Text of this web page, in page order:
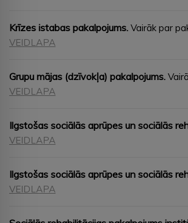
Krīzes istabas pakalpojums. Vairāk par
VEIDLAPA
Grupu mājas (dzīvokļa) pakalpojums.
VEIDLAPA
Ilgstošas sociālās aprūpes un sociālās
VEIDLAPA
Ilgstošas sociālās aprūpes un sociālās
VEIDLAPA